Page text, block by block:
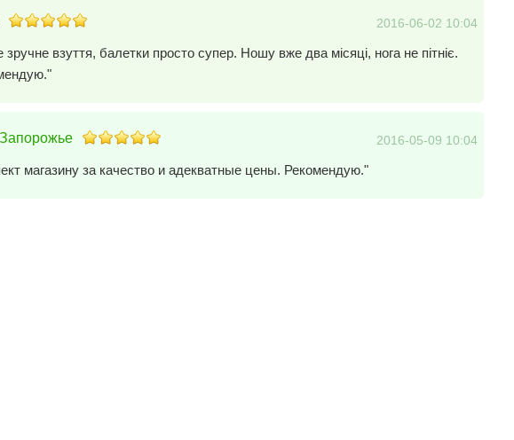
2016-06-02 10:04
взуття, балетки просто супер. Ношу вже два місяці, нога не пітніє.
2016-05-09 10:04
магазину за качество и адекватные цены. Рекомендую."